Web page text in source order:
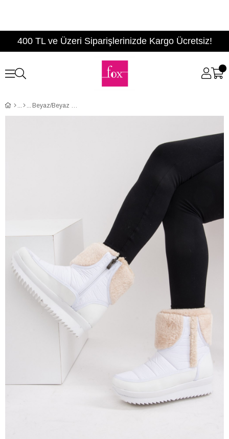
400 TL ve Üzeri Siparişlerinizde Kargo Ücretsiz!
Beyaz/Beyaz Kadın Bot C476021404